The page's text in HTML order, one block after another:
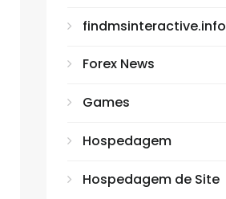
findmsinteractive.info
Forex News
Games
Hospedagem
Hospedagem de Site